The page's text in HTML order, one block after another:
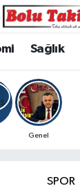
Sağlık
Genel
SPOR